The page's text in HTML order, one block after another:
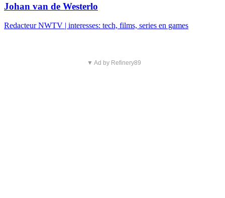
Johan van de Westerlo
Redacteur NWTV | interesses: tech, films, series en games
▼ Ad by Refinery89